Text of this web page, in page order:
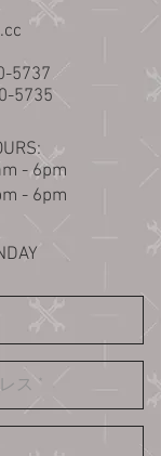
5737
5735
- 6pm​​
- 6pm